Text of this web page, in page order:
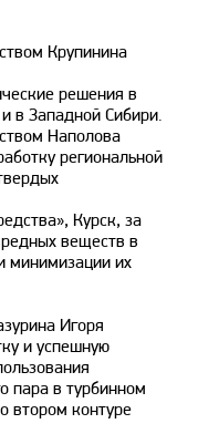
Крупинина
решения в
в Западной Сибири.
Наполова
региональной
Курск, за
веществ в
минимизации их
Игоря
и успешную
пара в турбинном
втором контуре